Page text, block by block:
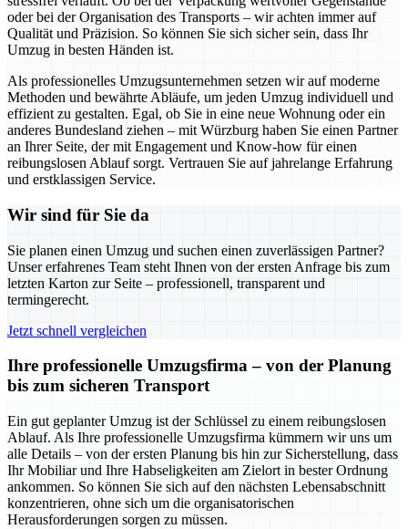
oder bei der Organisation des Transports – wir achten immer auf
Qualität und Präzision. So können Sie sich sicher sein, dass Ihr
Umzug in besten Händen ist.
Als professionelles Umzugsunternehmen setzen wir auf moderne
Methoden und bewährte Abläufe, um jeden Umzug individuell und
effizient zu gestalten. Egal, ob Sie in eine neue Wohnung oder ein
anderes Bundesland ziehen – mit Würzburg haben Sie einen Partner
an Ihrer Seite, der mit Engagement und Know-how für einen
reibungslosen Ablauf sorgt. Vertrauen Sie auf jahrelange Erfahrung
und erstklassigen Service.
Wir sind für Sie da
Sie planen einen Umzug und suchen einen zuverlässigen Partner?
Unser erfahrenes Team steht Ihnen von der ersten Anfrage bis zum
letzten Karton zur Seite – professionell, transparent und
termingerecht.
Jetzt schnell vergleichen
Ihre professionelle Umzugsfirma – von der Planung
bis zum sicheren Transport
Ein gut geplanter Umzug ist der Schlüssel zu einem reibungslosen
Ablauf. Als Ihre professionelle Umzugsfirma kümmern wir uns um
alle Details – von der ersten Planung bis hin zur Sicherstellung, dass
Ihr Mobiliar und Ihre Habseligkeiten am Zielort in bester Ordnung
ankommen. So können Sie sich auf den nächsten Lebensabschnitt
konzentrieren, ohne sich um die organisatorischen
Herausforderungen sorgen zu müssen.